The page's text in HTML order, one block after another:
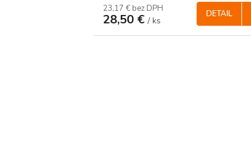
23,17 € bez DPH
28,50 € / ks
DETAIL